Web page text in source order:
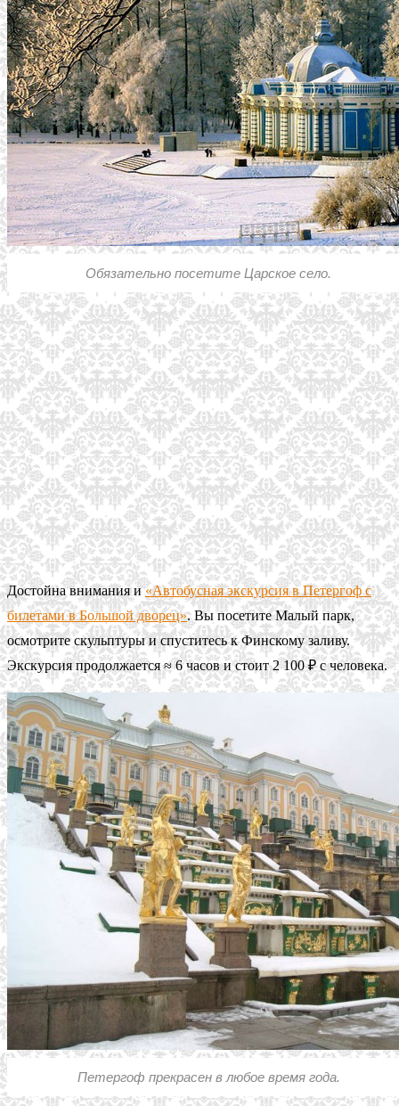
Обязательно посетите Царское село.
Достойна внимания и«Автобусная экскурсия в Петергоф c
билетами в Большой дворец». Вы посетите Малый парк,
осмотрите скульптуры и спуститесь к Финскому заливу.
Экскурсия продолжается ≈ 6 часов и стоит 2 100 ₽ с человека.
Петергоф прекрасен в любое время года.